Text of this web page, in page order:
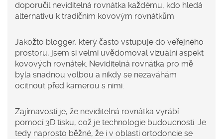
doporučil neviditelná rovnátka každému, kdo hledá
alternativu k tradičním kovovým rovnátkům.
Jakožto blogger, který často vstupuje do veřejného
prostoru, jsem si velmi uvědomoval vizuální aspekt
kovových rovnátek. Neviditelná rovnátka pro mě
byla snadnou volbou a nikdy se nezaváhám
ocitnout před kamerou s nimi.
Zajímavostí je, že neviditelná rovnátka vyrábí
pomocí 3D tisku, což je technologie budoucnosti. Je
tedy naprosto běžné, že i v oblasti ortodoncie se